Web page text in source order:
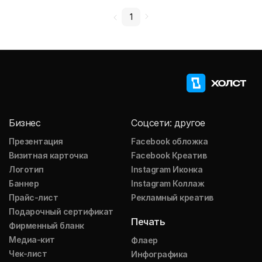
1
Бизнес
Презентация
Визитная карточка
Логотип
Баннер
Прайс-лист
Подарочный сертификат
Фирменный бланк
Медиа-кит
Чек-лист
Соцсети: другое
Facebook обложка
Facebook Креатив
Instagram Иконка
Instagram Коллаж
Рекламный креатив
Печать
Флаер
Инфографика